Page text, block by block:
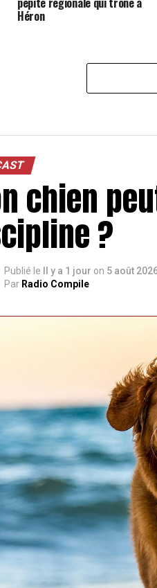
Héron
chien
?
Publié le Il y a 1 jour on 5 août
Par Radio Compile